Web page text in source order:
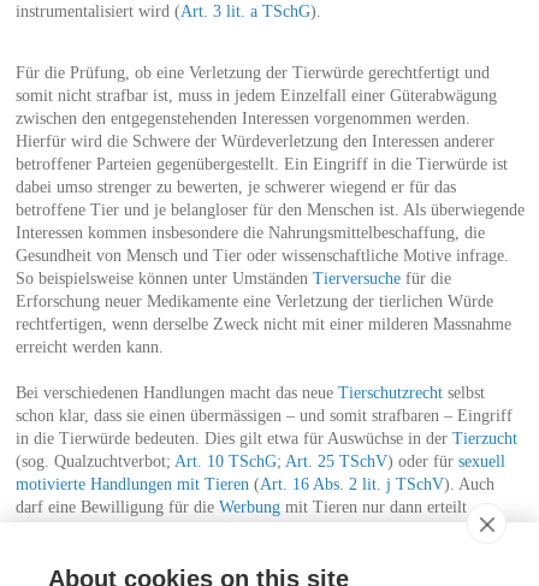
instrumentalisiert wird (Art. 3 lit. a TSchG).
Für die Prüfung, ob eine Verletzung der Tierwürde gerechtfertigt und
somit nicht strafbar ist, muss in jedem Einzelfall einer Güterabwägung
zwischen den entgegenstehenden Interessen vorgenommen werden.
Hierfür wird die Schwere der Würdeverletzung den Interessen anderer
betroffener Parteien gegenübergestellt. Ein Eingriff in die Tierwürde ist
dabei umso strenger zu bewerten, je schwerer wiegend er für das
betroffene Tier und je belangloser für den Menschen ist. Als überwiegende
Interessen kommen insbesondere die Nahrungsmittelbeschaffung, die
Gesundheit von Mensch und Tier oder wissenschaftliche Motive infrage.
So beispielsweise können unter Umständen Tierversuchefür die
Erforschung neuer Medikamente eine Verletzung der tierlichen Würde
rechtfertigen, wenn derselbe Zweck nicht mit einer milderen Massnahme
erreicht werden kann.
Bei verschiedenen Handlungen macht das neue Tierschutzrechtselbst
schon klar, dass sie einen übermässigen – und somit strafbaren – Eingriff
in die Tierwürde bedeuten. Dies gilt etwa für Auswüchse in der Tierzucht
(sog. Qualzuchtverbot; Art. 10 TSchG; Art. 25 TSchV) oder für sexuell
motivierte Handlungen mit Tieren (Art. 16 Abs. 2 lit. j TSchV). Auch
darf eine Bewilligung für die Werbungmit Tieren nur dann erteilt
werden, wenn sichergestellt ist, dass ihre Würde nicht missachtet wird
About cookies on this site